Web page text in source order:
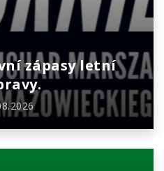
zápasy letní